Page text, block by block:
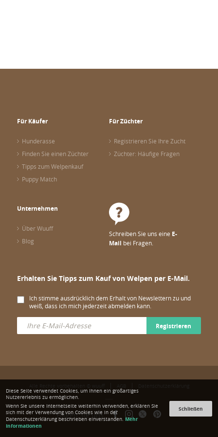
Für Käufer
Hunderasse
Finden Sie einen Züchter
Tipps zum Welpenkauf
Puppy Match
Für Züchter
Registrieren Sie Ihre Zucht
Züchter: Häufige Fragen
Unternehmen
Über Wuuff
Blog
Schreiben Sie uns eine E-
Mail bei Fragen.
Erhalten Sie Tipps zum Kauf von Welpen per E-Mail.
Ich stimme ausdrücklich dem Erhalt von Newslettern zu und
weiß, dass ich mich jederzeit abmelden kann.
Registrieren
Folgen Sie uns:
Diese Seite verwendet Cookies, um Ihnen ein großartiges
Nutzererlebnis zu ermöglichen.
Wenn Sie unsere Internetseite weiterhin verwenden, erklären Sie
sich mit der Verwendung von Cookies wie in der
Datenschutzerklärung beschrieben einverstanden. Mehr
Informationen
Schließen